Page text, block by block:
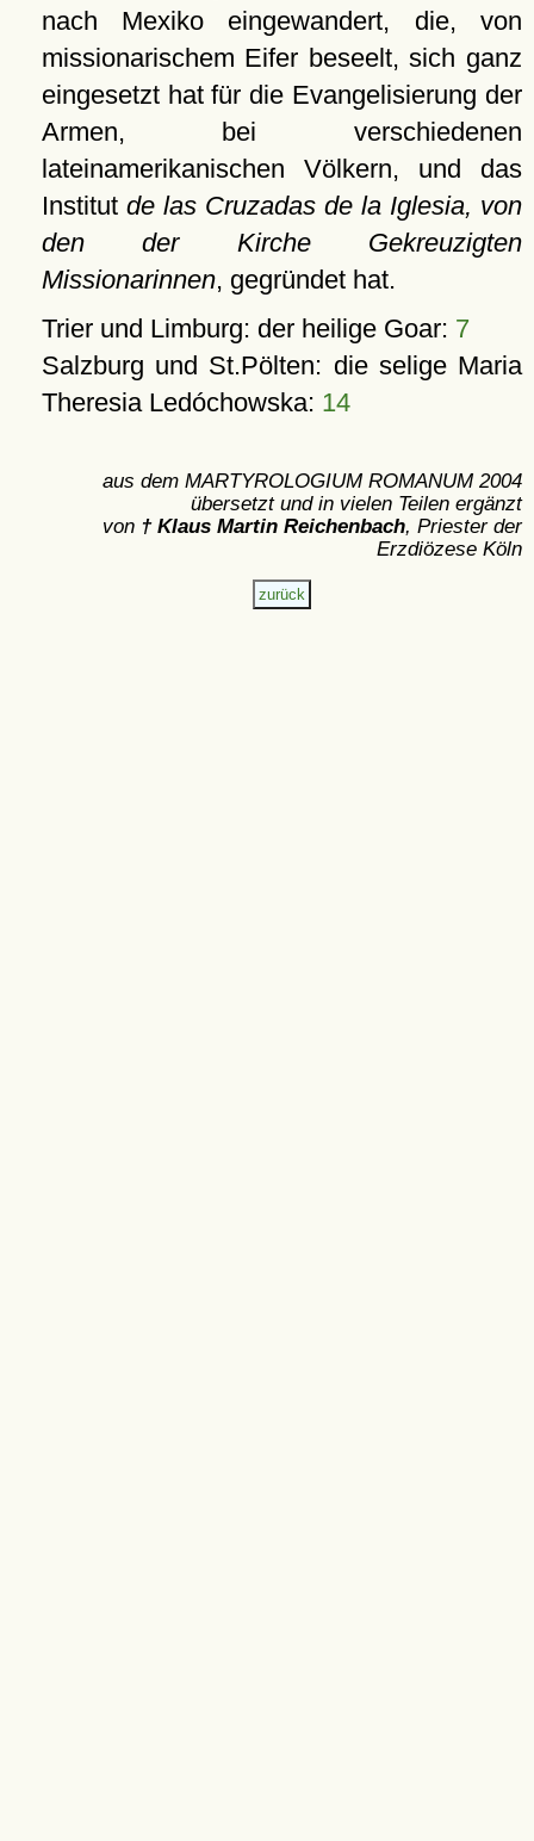
nach Mexiko eingewandert, die, von
missionarischem Eifer beseelt, sich ganz
eingesetzt hat für die Evangelisierung der
Armen, bei verschiedenen
lateinamerikanischen Völkern, und das
Institut de las Cruzadas de la Iglesia, von
den der Kirche Gekreuzigten
Missionarinnen, gegründet hat.
Trier und Limburg: der heilige Goar: 7
Salzburg und St.Pölten: die selige Maria
Theresia Ledóchowska: 14
aus dem MARTYROLOGIUM ROMANUM 2004
übersetzt und in vielen Teilen ergänzt
von † Klaus Martin Reichenbach, Priester der
Erzdiözese Köln